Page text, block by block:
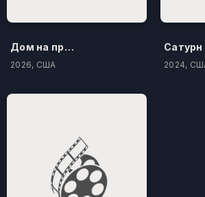
Дом на проклятом холме
2026, США
Сатурн
2024,